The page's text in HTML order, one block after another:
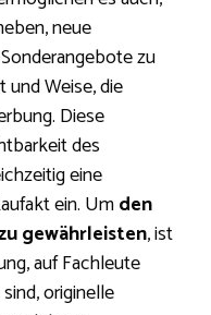
neue
zu
und Weise, die
Diese
des
eine
ein. Umden
gewährleisten, ist
auf Fachleute
originelle